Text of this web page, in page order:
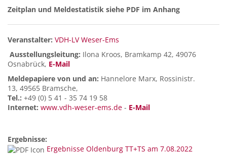
Zeitplan und Meldestatistik siehe PDF im Anhang
Veranstalter: VDH-LV Weser-Ems
Ausstellungsleitung: Ilona Kroos, Bramkamp 42, 49076
Osnabrück, E-Mail
Meldepapiere von und an: Hannelore Marx, Rossinistr.
13, 49565 Bramsche,
Tel.: +49 (0) 5 41 - 35 74 19 58
Internet: www.vdh-weser-ems.de - E-Mail
Ergebnisse:
Ergebnisse Oldenburg TT+TS am 7.08.2022